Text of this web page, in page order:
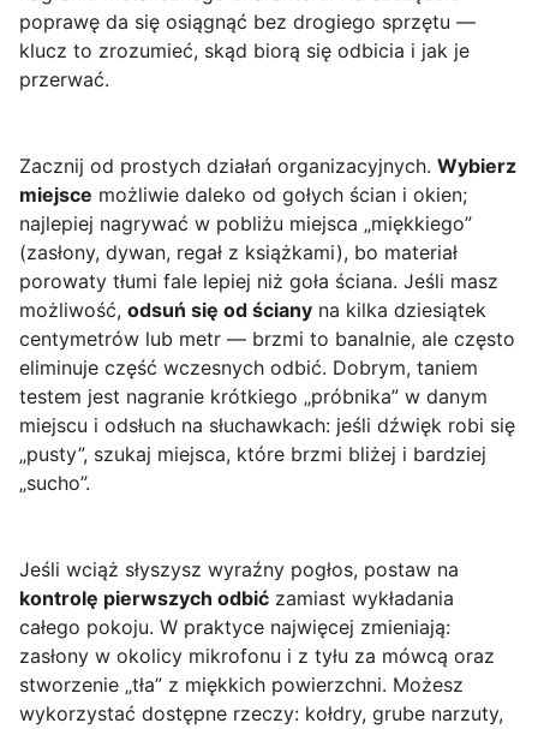
poprawę da się osiągnąć bez drogiego sprzętu —
klucz to zrozumieć, skąd biorą się odbicia i jak je
przerwać.
Zacznij od prostych działań organizacyjnych. Wybierz
miejsce możliwie daleko od gołych ścian i okien;
najlepiej nagrywać w pobliżu miejsca „miękkiego”
(zasłony, dywan, regał z książkami), bo materiał
porowaty tłumi fale lepiej niż goła ściana. Jeśli masz
możliwość, odsuń się od ściany na kilka dziesiątek
centymetrów lub metr — brzmi to banalnie, ale często
eliminuje część wczesnych odbić. Dobrym, taniem
testem jest nagranie krótkiego „próbnika” w danym
miejscu i odsłuch na słuchawkach: jeśli dźwięk robi się
„pusty”, szukaj miejsca, które brzmi bliżej i bardziej
„sucho”.
Jeśli wciąż słyszysz wyraźny pogłos, postaw na
kontrolę pierwszych odbić zamiast wykładania
całego pokoju. W praktyce najwięcej zmieniają:
zasłony w okolicy mikrofonu i z tyłu za mówcą oraz
stworzenie „tła” z miękkich powierzchni. Możesz
wykorzystać dostępne rzeczy: kołdry, grube narzuty,